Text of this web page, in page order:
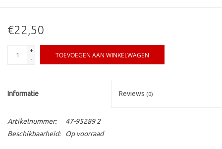
€22,50
+
-
TOEVOEGEN AAN WINKELWAGEN
Informatie Reviews (0)
Artikelnummer:
47-95289 2
Beschikbaarheid:
Op voorraad